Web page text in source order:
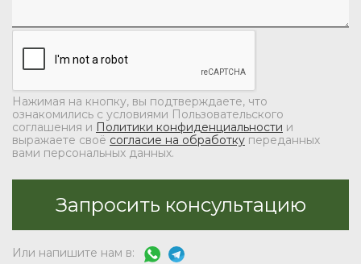
Нажимая на кнопку, вы подтверждаете, что
ознакомились с условиями Пользовательского
соглашения и Политики конфиденциальности и
выражаете своё согласие на обработкупереданных
вами персональных данных.
Или напишите нам в: